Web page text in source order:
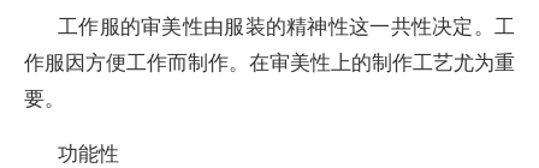
工作服的审美性由服装的精神性这一共性决定。工
作服因方便工作而制作。在审美性上的制作工艺尤为重
要。
功能性